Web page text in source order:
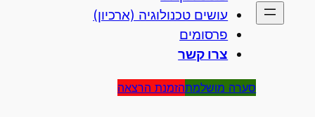
עושים טכנולוגיה (ארכיון)
פרסומים
צרו קשר
סערה מושלמתהזמנת הרצאה